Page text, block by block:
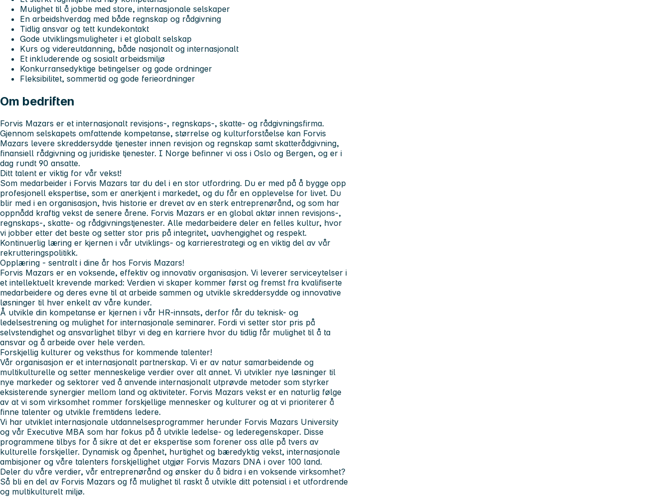
Mulighet til å jobbe med store, internasjonale selskaper
En arbeidshverdag med både regnskap og rådgivning
Tidlig ansvar og tett kundekontakt
Gode utviklingsmuligheter i et globalt selskap
Kurs og videreutdanning, både nasjonalt og internasjonalt
Et inkluderende og sosialt arbeidsmiljø
Konkurransedyktige betingelser og gode ordninger
Fleksibilitet, sommertid og gode ferieordninger
Om bedriften
Forvis Mazars er et internasjonalt revisjons-, regnskaps-, skatte- og rådgivningsfirma.
Gjennom selskapets omfattende kompetanse, størrelse og kulturforståelse kan Forvis
Mazars levere skreddersydde tjenester innen revisjon og regnskap samt skatterådgivning,
finansiell rådgivning og juridiske tjenester. I Norge befinner vi oss i Oslo og Bergen, og er i
dag rundt 90 ansatte.
Ditt talent er viktig for vår vekst!
Som medarbeider i Forvis Mazars tar du del i en stor utfordring. Du er med på å bygge opp
profesjonell ekspertise, som er anerkjent i markedet, og du får en opplevelse for livet. Du
blir med i en organisasjon, hvis historie er drevet av en sterk entreprenørånd, og som har
oppnådd kraftig vekst de senere årene. Forvis Mazars er en global aktør innen revisjons-,
regnskaps-, skatte- og rådgivningstjenester. Alle medarbeidere deler en felles kultur, hvor
vi jobber etter det beste og setter stor pris på integritet, uavhengighet og respekt.
Kontinuerlig læring er kjernen i vår utviklings- og karrierestrategi og en viktig del av vår
rekrutteringspolitikk.
Opplæring - sentralt i dine år hos Forvis Mazars!
Forvis Mazars er en voksende, effektiv og innovativ organisasjon. Vi leverer serviceytelser i
et intellektuelt krevende marked: Verdien vi skaper kommer først og fremst fra kvalifiserte
medarbeidere og deres evne til at arbeide sammen og utvikle skreddersydde og innovative
løsninger til hver enkelt av våre kunder.
Å utvikle din kompetanse er kjernen i vår HR-innsats, derfor får du teknisk- og
ledelsestrening og mulighet for internasjonale seminarer. Fordi vi setter stor pris på
selvstendighet og ansvarlighet tilbyr vi deg en karriere hvor du tidlig får mulighet til å ta
ansvar og å arbeide over hele verden.
Forskjellig kulturer og veksthus for kommende talenter!
Vår organisasjon er et internasjonalt partnerskap. Vi er av natur samarbeidende og
multikulturelle og setter menneskelige verdier over alt annet. Vi utvikler nye løsninger til
nye markeder og sektorer ved å anvende internasjonalt utprøvde metoder som styrker
eksisterende synergier mellom land og aktiviteter. Forvis Mazars vekst er en naturlig følge
av at vi som virksomhet rommer forskjellige mennesker og kulturer og at vi prioriterer å
finne talenter og utvikle fremtidens ledere.
Vi har utviklet internasjonale utdannelsesprogrammer herunder Forvis Mazars University
og vår Executive MBA som har fokus på å utvikle ledelse- og lederegenskaper. Disse
programmene tilbys for å sikre at det er ekspertise som forener oss alle på tvers av
kulturelle forskjeller. Dynamisk og åpenhet, hurtighet og bæredyktig vekst, internasjonale
ambisjoner og våre talenters forskjellighet utgjør Forvis Mazars DNA i over 100 land.
Deler du våre verdier, vår entreprenørånd og ønsker du å bidra i en voksende virksomhet?
Så bli en del av Forvis Mazars og få mulighet til raskt å utvikle ditt potensial i et utfordrende
og multikulturelt miljø.